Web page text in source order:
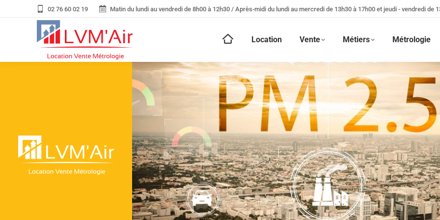
02 76 60 02 19 Matin du lundi au vendredi de 8h00 à 12h30 / Après-midi du lundi au mercredi de 13h30 à 17h00 et jeudi - vendredi de
Location Vente Métiers Métrologie